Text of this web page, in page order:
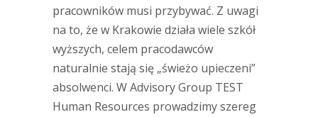
pracowników musi przybywać. Z uwagi
na to, że w Krakowie działa wiele szkół
wyższych, celem pracodawców
naturalnie stają się „świeżo upieczeni”
absolwenci. W Advisory Group TEST
Human Resources prowadzimy szereg